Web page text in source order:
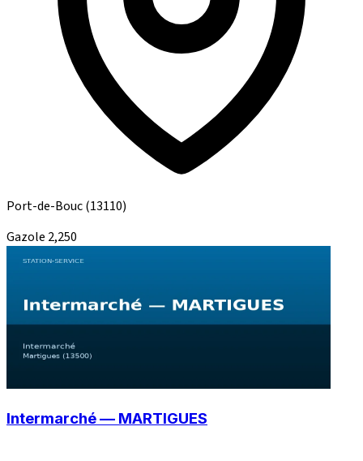
Port-de-Bouc(13110)
Gazole 2,250
Intermarché — MARTIGUES